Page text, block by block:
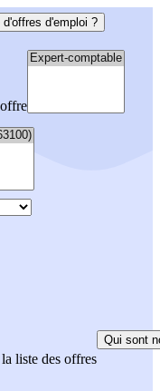
d'emploi ?
liste des offres
Qui sont